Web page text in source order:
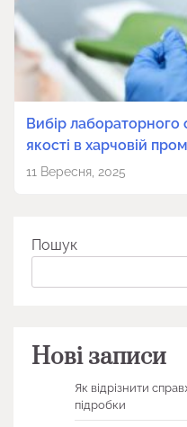
Вибір
якості в харчовій
11 Вересня, 2025
Пошук
Нові записи
Як відрізнити
підробки